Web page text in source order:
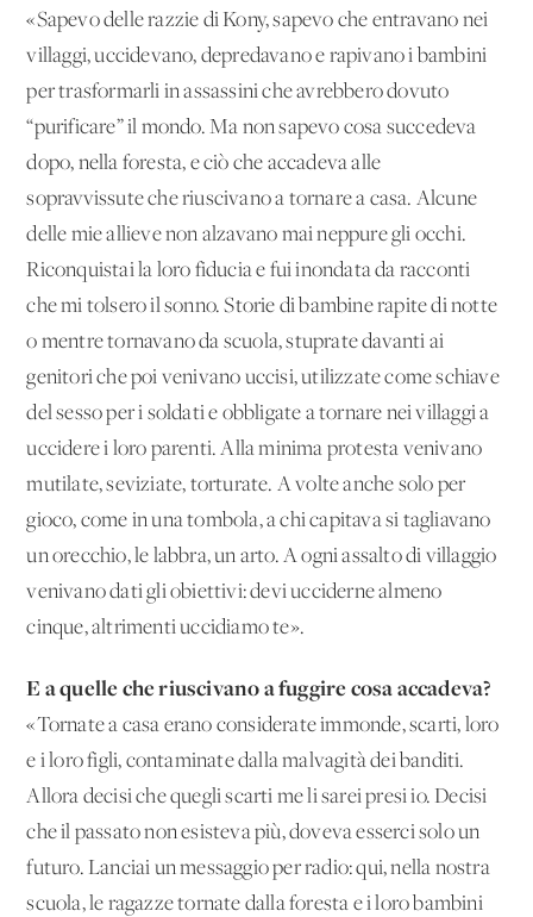
«Sapevo delle razzie di Kony, sapevo che entravano nei
villaggi, uccidevano, depredavano e rapivano i bambini
per trasformarli in assassini che avrebbero dovuto
“purificare” il mondo. Ma non sapevo cosa succedeva
dopo, nella foresta, e ciò che accadeva alle
sopravvissute che riuscivano a tornare a casa. Alcune
delle mie allieve non alzavano mai neppure gli occhi.
Riconquistai la loro fiducia e fui inondata da racconti
che mi tolsero il sonno. Storie di bambine rapite di notte
o mentre tornavano da scuola, stuprate davanti ai
genitori che poi venivano uccisi, utilizzate come schiave
del sesso per i soldati e obbligate a tornare nei villaggi a
uccidere i loro parenti. Alla minima protesta venivano
mutilate, seviziate, torturate. A volte anche solo per
gioco, come in una tombola, a chi capitava si tagliavano
un orecchio, le labbra, un arto. A ogni assalto di villaggio
venivano dati gli obiettivi: devi ucciderne almeno
cinque, altrimenti uccidiamo te».
E a quelle che riuscivano a fuggire cosa accadeva?
«Tornate a casa erano considerate immonde, scarti, loro
e i loro figli, contaminate dalla malvagità dei banditi.
Allora decisi che quegli scarti me li sarei presi io. Decisi
che il passato non esisteva più, doveva esserci solo un
futuro. Lanciai un messaggio per radio: qui, nella nostra
scuola, le ragazze tornate dalla foresta e i loro bambini